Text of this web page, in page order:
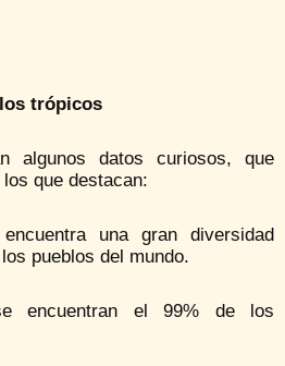
trópicos
algunos datos curiosos, que
que destacan:
una gran diversidad
pueblos del mundo.
encuentran el 99% de los